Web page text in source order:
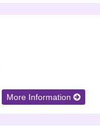
More Information